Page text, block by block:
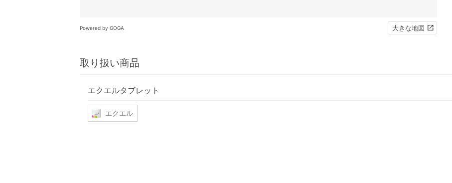
Powered by GOGA 大きな地図
取り扱い商品
エクエルタブレット
エクエル